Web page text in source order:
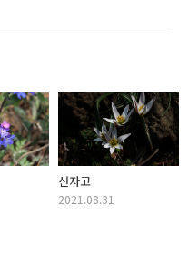
산자고
2021.08.31